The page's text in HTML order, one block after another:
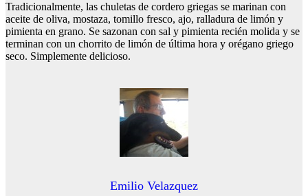
Tradicionalmente, las chuletas de cordero griegas se marinan con
aceite de oliva, mostaza, tomillo fresco, ajo, ralladura de limón y
pimienta en grano. Se sazonan con sal y pimienta recién molida y se
terminan con un chorrito de limón de última hora y orégano griego
seco. Simplemente delicioso.
Emilio Velazquez